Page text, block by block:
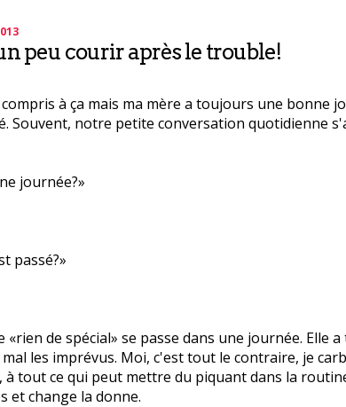
peu courir après le trouble!
à ça mais ma mère a toujours une bonne
Souvent, notre petite conversation quotidienne
journée?»
passé?»
«rien de spécial» se passe dans une journée. Elle
les imprévus. Moi, c'est tout le contraire, je
tout ce qui peut mettre du piquant dans la
et change la donne.